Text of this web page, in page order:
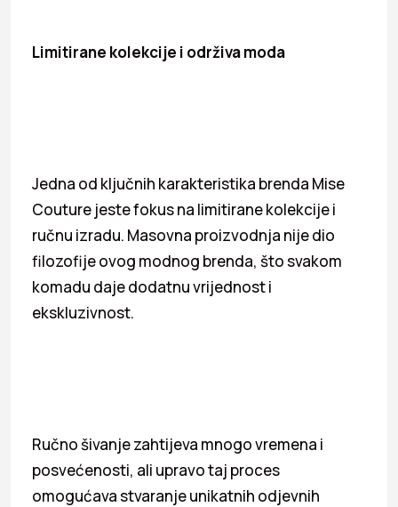
Limitirane kolekcije i održiva moda
Jedna od ključnih karakteristika brenda Mise
Couture jeste fokus na limitirane kolekcije i
ručnu izradu. Masovna proizvodnja nije dio
filozofije ovog modnog brenda, što svakom
komadu daje dodatnu vrijednost i
ekskluzivnost.
Ručno šivanje zahtijeva mnogo vremena i
posvećenosti, ali upravo taj proces
omogućava stvaranje unikatnih odjevnih